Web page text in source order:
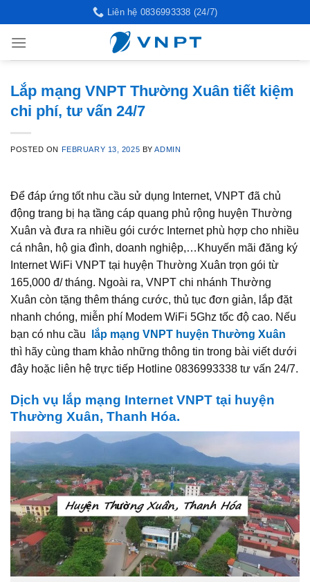
to
content
Liên hệ 0836993338 (24/7)
Lắp mạng VNPT Thường Xuân tiết kiệm
chi phí, tư vấn 24/7
POSTED ON FEBRUARY 13, 2025 BYADMIN
Để đáp ứng tốt nhu cầu sử dụng Internet, VNPT đã chủ
động trang bị hạ tầng cáp quang phủ rộng huyện Thường
Xuân và đưa ra nhiều gói cước Internet phù hợp cho nhiều
cá nhân, hộ gia đình, doanh nghiệp,…Khuyến mãi đăng ký
Internet WiFi VNPT tại huyện Thường Xuân trọn gói từ
165,000 đ/ tháng. Ngoài ra, VNPT chi nhánh Thường
Xuân còn tặng thêm tháng cước, thủ tục đơn giản, lắp đặt
nhanh chóng, miễn phí Modem WiFi 5Ghz tốc độ cao. Nếu
bạn có nhu cầu
lắp mạng VNPT huyện Thường Xuân
thì hãy cùng tham khảo những thông tin trong bài viết dưới
đây hoặc liên hệ trực tiếp Hotline 0836993338 tư vấn 24/7.
Dịch vụ lắp mạng Internet VNPT tại huyện
Thường Xuân, Thanh Hóa.